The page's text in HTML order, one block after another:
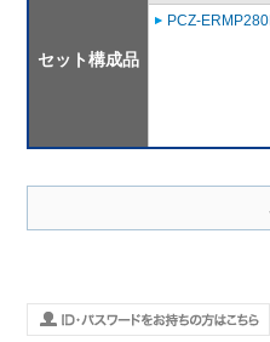
セット構成品
PCZ-